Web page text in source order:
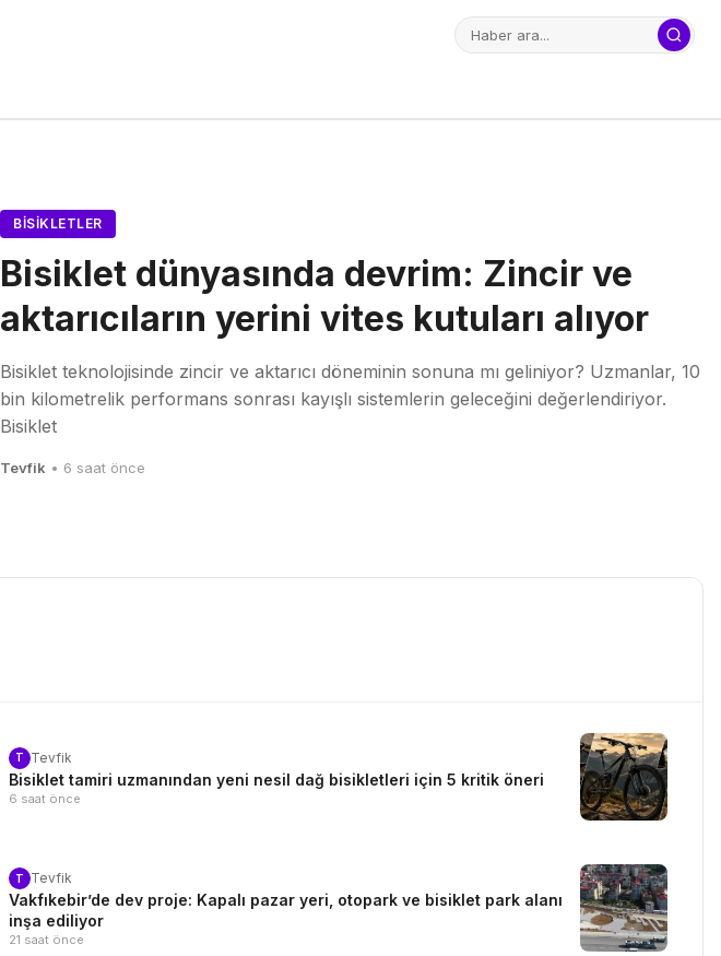
BISIKLETLER
Bisiklet dünyasında devrim: Zincir ve
aktarıcıların yerini vites kutuları alıyor
Bisiklet teknolojisinde zincir ve aktarıcı döneminin sonuna mı geliniyor? Uzmanlar, 10
bin kilometrelik performans sonrası kayışlı sistemlerin geleceğini değerlendiriyor.
Bisiklet
Tevfik • 6 saat önce
T Tevfik
Bisiklet tamiri uzmanından yeni nesil dağ bisikletleri için 5 kritik öneri
6 saat önce
T Tevfik
Vakfıkebir’de dev proje: Kapalı pazar yeri, otopark ve bisiklet park alanı
inşa ediliyor
21 saat önce